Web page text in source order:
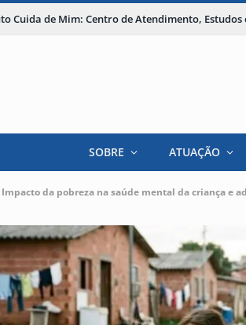
Cuida de Mim: Centro de Atendimento, Estudos
SOBRE ATUAÇÃO
Impacto da pobreza na saúde mental da criança e